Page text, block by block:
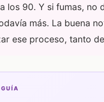
los 90. Y si fumas,
más. La buena
ese proceso, tanto